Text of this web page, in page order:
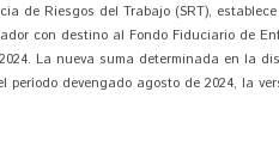
de Riesgos del Trabajo (SRT),
con destino al Fondo Fiduciario de
La nueva suma determinada en la
período devengado agosto de 2024, la